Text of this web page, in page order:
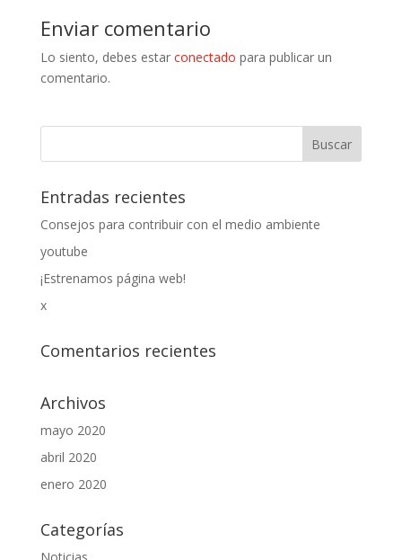
Enviar comentario
Lo siento, debes estar conectado para publicar un
comentario.
Entradas recientes
Consejos para contribuir con el medio ambiente
youtube
¡Estrenamos página web!
x
Comentarios recientes
Archivos
mayo 2020
abril 2020
enero 2020
Categorías